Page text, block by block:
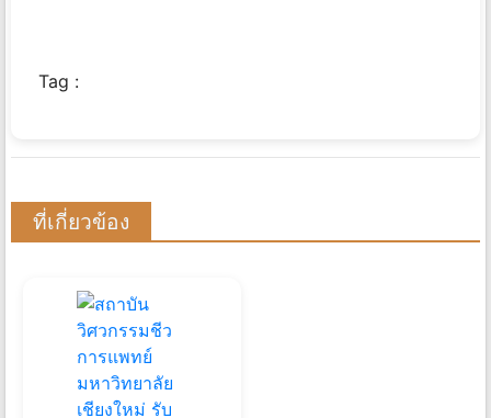
Tag :
ที่เกี่ยวข้อง